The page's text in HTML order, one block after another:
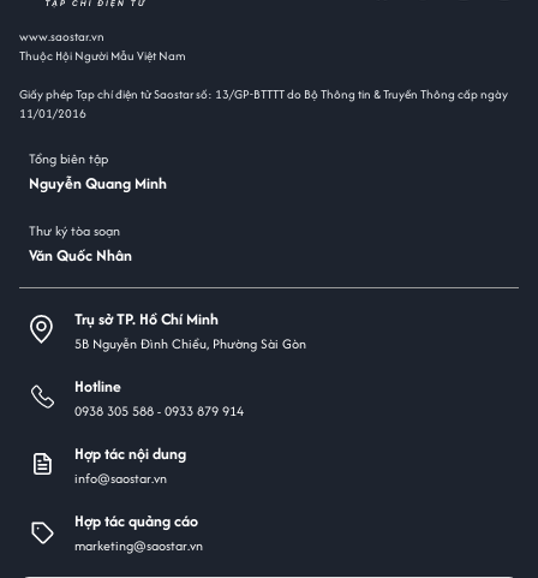
www.saostar.vn
Thuộc Hội Người Mẫu Việt Nam
Giấy phép Tạp chí điện tử Saostar số: 13/GP-BTTTT do Bộ Thông tin & Truyền Thông cấp ngày
11/01/2016
Tổng biên tập
Nguyễn Quang Minh
Thư ký tòa soạn
Văn Quốc Nhân
Trụ sở TP. Hồ Chí Minh
5B Nguyễn Đình Chiểu, Phường Sài Gòn
Hotline
0938 305 588 -0933 879 914
Hợp tác nội dung
info@saostar.vn
Hợp tác quảng cáo
marketing@saostar.vn